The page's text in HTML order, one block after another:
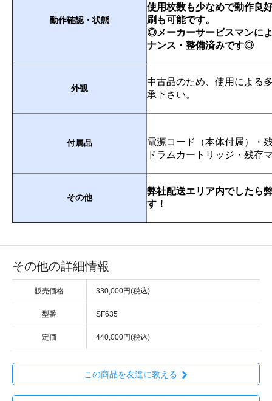
動作確認・状態
使用枚数も少なめで動作良
刷も可能です。
◎メーカーサービスマンに
ナンス・整備済みです◎
外観
中古品のため、使用による
承下さい。
付属品
電源コード（本体付属）・
ドラムカートリッジ・残存
その他
弊社配送エリア内でしたら
す！
その他の詳細情報
販売価格 330,000円(税込)
型番 SF635
定価 440,000円(税込)
この商品を友達に教える